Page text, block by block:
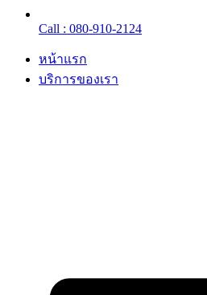
Call : 080-910-2124
หน้าแรก
บริการของเรา